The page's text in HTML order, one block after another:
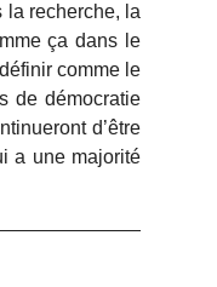
la recherche, la
ça dans le
comme le
de démocratie
d’être
a une majorité